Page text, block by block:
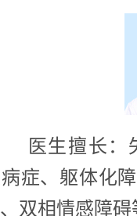
擅长：失
症、躯体化
双相情感障碍